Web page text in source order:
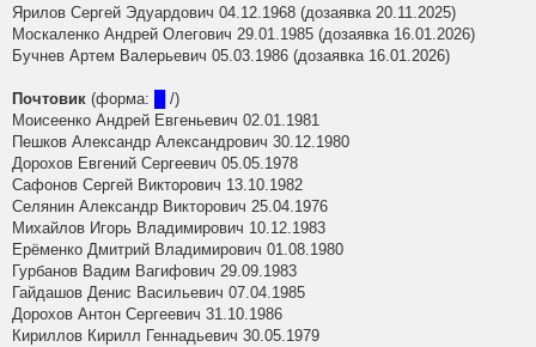
Ярилов Сергей Эдуардович 04.12.1968 (дозаявка 20.11.2025)
Москаленко Андрей Олегович 29.01.1985 (дозаявка 16.01.2026)
Бучнев Артем Валерьевич 05.03.1986 (дозаявка 16.01.2026)
Почтовик (форма:
/)
Моисеенко Андрей Евгеньевич 02.01.1981
Пешков Александр Александрович 30.12.1980
Дорохов Евгений Сергеевич 05.05.1978
Сафонов Сергей Викторович 13.10.1982
Селянин Александр Викторович 25.04.1976
Михайлов Игорь Владимирович 10.12.1983
Ерёменко Дмитрий Владимирович 01.08.1980
Гурбанов Вадим Вагифович 29.09.1983
Гайдашов Денис Васильевич 07.04.1985
Дорохов Антон Сергеевич 31.10.1986
Кириллов Кирилл Геннадьевич 30.05.1979